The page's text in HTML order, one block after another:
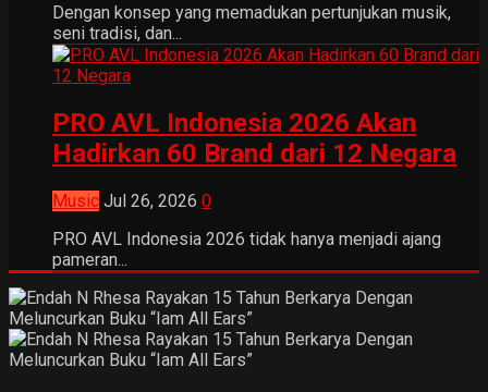
Dengan konsep yang memadukan pertunjukan musik,
seni tradisi, dan...
PRO AVL Indonesia 2026 Akan
Hadirkan 60 Brand dari 12 Negara
Music Jul 26, 2026 0
PRO AVL Indonesia 2026 tidak hanya menjadi ajang
pameran...